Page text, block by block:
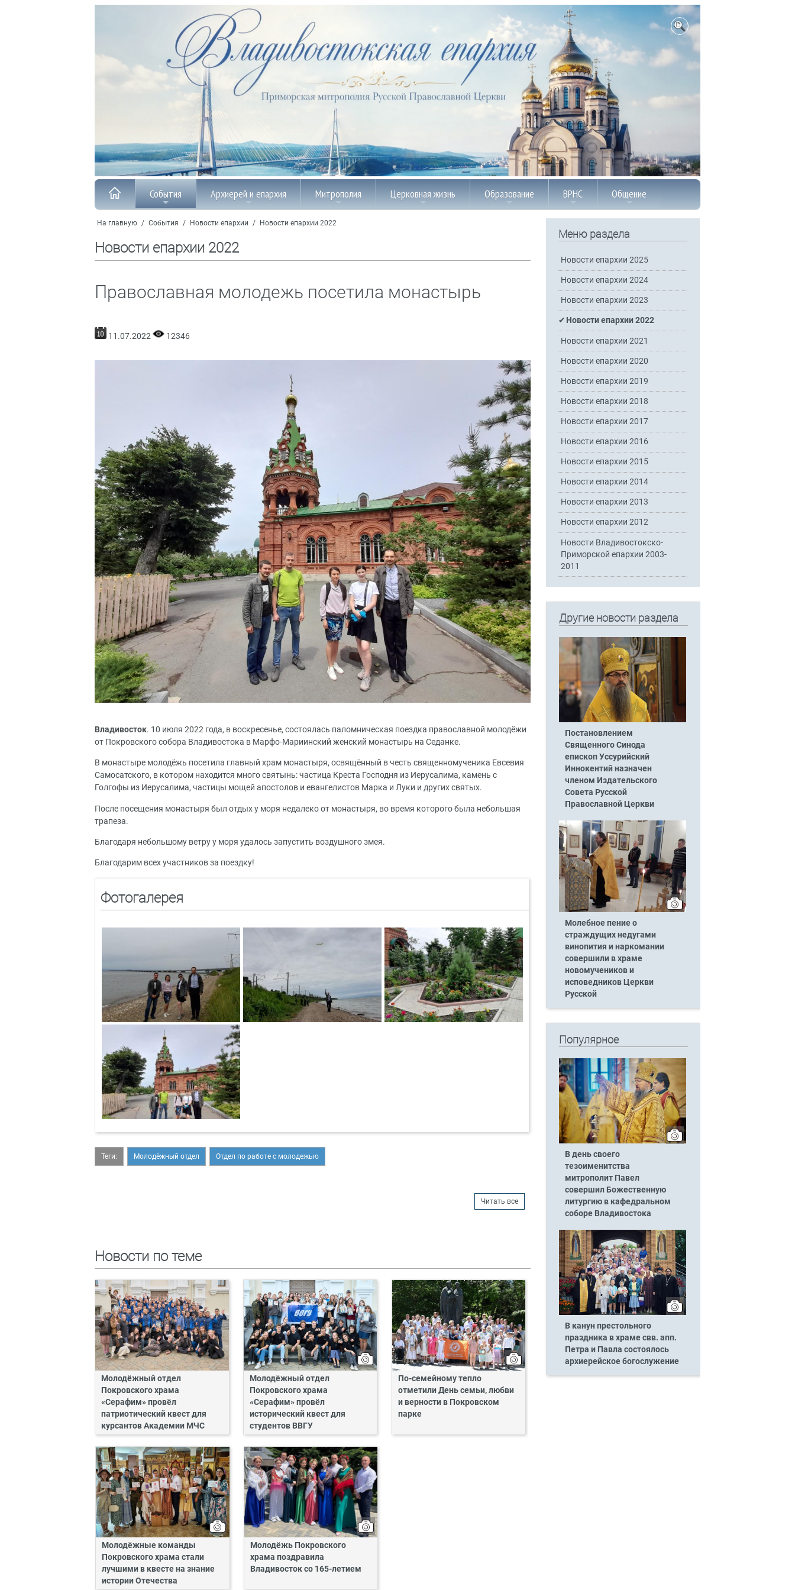
События Архиерей и епархия Митрополия Церковная жизнь Образование ВРНС Общение
На главную / События / Новости епархии / Новости епархии 2022
Новости епархии 2022
Православная молодежь посетила монастырь
11.07.2022 12346
Владивосток. 10 июля 2022 года, в воскресенье, состоялась паломническая поездка православной молодёжи
от Покровского собора Владивостока в Марфо-Мариинский женский монастырь на Седанке.
В монастыре молодёжь посетила главный храм монастыря, освящённый в честь священномученика Евсевия
Самосатского, в котором находится много святынь: частица Креста Господня из Иерусалима, камень с
Голгофы из Иерусалима, частицы мощей апостолов и евангелистов Марка и Луки и других святых.
После посещения монастыря был отдых у моря недалеко от монастыря, во время которого была небольшая
трапеза.
Благодаря небольшому ветру у моря удалось запустить воздушного змея.
Благодарим всех участников за поездку!
Фотогалерея
Теги: Молодёжный отдел Отдел по работе с молодежью
Читать все
Новости по теме
Молодёжный отдел
Покровского храма
«Серафим» провёл
патриотический квест для
курсантов Академии МЧС
Молодёжный отдел
Покровского храма
«Серафим» провёл
исторический квест для
студентов ВВГУ
По-семейному тепло
отметили День семьи, любви
и верности в Покровском
парке
Молодёжные команды
Покровского храма стали
лучшими в квесте на знание
истории Отечества
Молодёжь Покровского
храма поздравила
Владивосток со 165-летием
Меню раздела
Новости епархии 2025
Новости епархии 2024
Новости епархии 2023
Новости епархии 2022
Новости епархии 2021
Новости епархии 2020
Новости епархии 2019
Новости епархии 2018
Новости епархии 2017
Новости епархии 2016
Новости епархии 2015
Новости епархии 2014
Новости епархии 2013
Новости епархии 2012
Новости Владивостокско-
Приморской епархии 2003-
2011
Другие новости раздела
Постановлением
Священного Синода
епископ Уссурийский
Иннокентий назначен
членом Издательского
Совета Русской
Православной Церкви
Молебное пение о
страждущих недугами
винопития и наркомании
совершили в храме
новомучеников и
исповедников Церкви
Русской
Популярное
В день своего
тезоименитства
митрополит Павел
совершил Божественную
литургию в кафедральном
соборе Владивостока
В канун престольного
праздника в храме свв. апп.
Петра и Павла состоялось
архиерейское богослужение